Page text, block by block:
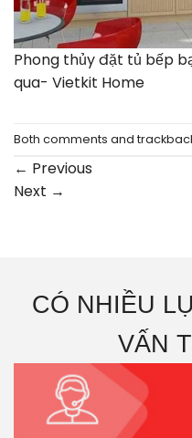
Phong thủy đặt tủ bếp
qua- Vietkit Home
Both comments and
← Previous
Next →
CÓ NHIỀU
VẤN